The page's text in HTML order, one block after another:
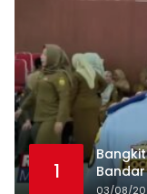
1
Bandar
03/08/